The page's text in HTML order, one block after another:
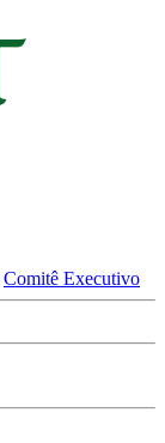
Comitê Executivo